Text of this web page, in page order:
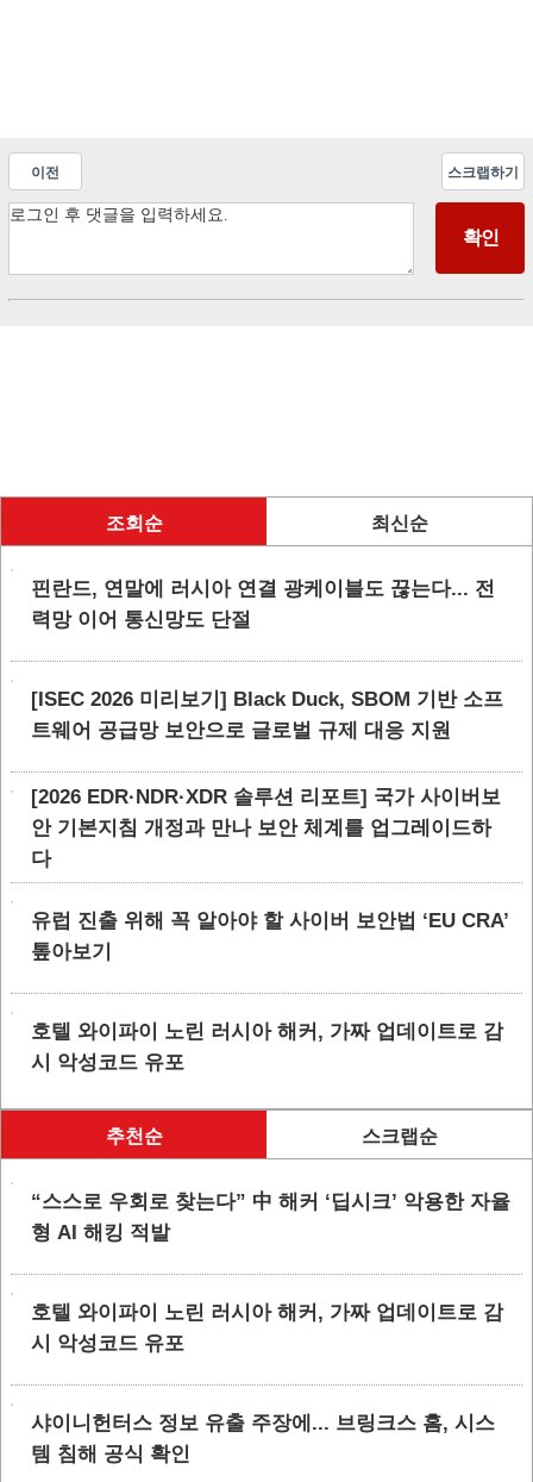
이전 스크랩하기
조회순 최신순
핀란드, 연말에 러시아 연결 광케이블도 끊는다... 전
력망 이어 통신망도 단절
[ISEC 2026 미리보기] Black Duck, SBOM 기반 소프
트웨어 공급망 보안으로 글로벌 규제 대응 지원
[2026 EDR·NDR·XDR 솔루션 리포트] 국가 사이버보
안 기본지침 개정과 만나 보안 체계를 업그레이드하
다
유럽 진출 위해 꼭 알아야 할 사이버 보안법 ‘EU CRA’
톺아보기
호텔 와이파이 노린 러시아 해커, 가짜 업데이트로 감
시 악성코드 유포
추천순 스크랩순
“스스로 우회로 찾는다” 中 해커 ‘딥시크’ 악용한 자율
형 AI 해킹 적발
호텔 와이파이 노린 러시아 해커, 가짜 업데이트로 감
시 악성코드 유포
샤이니헌터스 정보 유출 주장에... 브링크스 홈, 시스
템 침해 공식 확인